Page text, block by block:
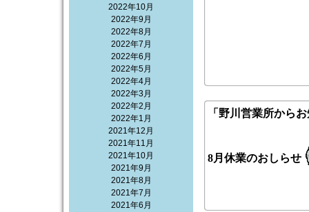
2022年10月
2022年9月
2022年8月
2022年7月
2022年6月
2022年5月
2022年4月
2022年3月
2022年2月
2022年1月
2021年12月
2021年11月
2021年10月
2021年9月
2021年8月
2021年7月
2021年6月
「野川営業所から
8月休業のおしらせ